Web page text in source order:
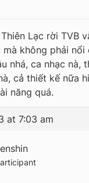
Lạc rời TVB
mà không phải nổi
nhá, ca nhạc nà,
cả thiết kế nữa
năng quá.
at 7:03 am